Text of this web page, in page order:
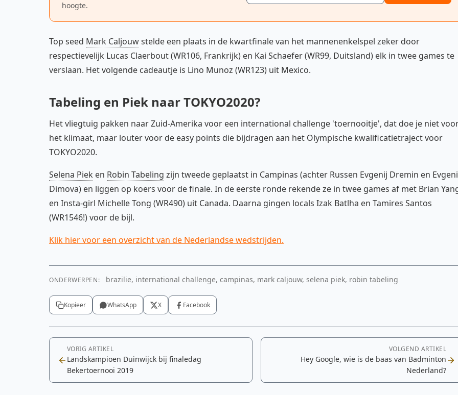
hoogte.
Top seed Mark Caljouwstelde een plaats in de kwartfinale van het mannenenkelspel zeker door
respectievelijk Lucas Claerbout (WR106, Frankrijk) en Kai Schaefer (WR99, Duitsland) elk in twee games te
verslaan. Het volgende cadeautje is Lino Munoz (WR123) uit Mexico.
Tabeling en Piek naar TOKYO2020?
Het vliegtuig pakken naar Zuid-Amerika voor een international challenge 'toernooitje', dat doe je niet
het klimaat, maar louter voor de easy points die bijdragen aan het Olympische kwalificatietraject voor
TOKYO2020.
Selena Piek en Robin Tabeling zijn tweede geplaatst in Campinas (achter Russen Evgenij Dremin en
Dimova) en liggen op koers voor de finale. In de eerste ronde rekende ze in twee games af met Brian
en Insta-girl Michelle Tong (WR490) uit Canada. Daarna gingen locals Izak Batlha en Tamires Santos
(WR1546!) voor de bijl.
Klik hier voor een overzicht van de Nederlandse wedstrijden.
ONDERWERPEN: brazilie, international challenge, campinas, mark caljouw, selena piek, robin tabeling
Kopieer WhatsApp X Facebook
VORIG ARTIKEL
Landskampioen Duinwijck bij finaledag
Bekertoernooi 2019
VOLGEND ARTIKEL
Hey Google, wie is de baas van Badminton
Nederland?